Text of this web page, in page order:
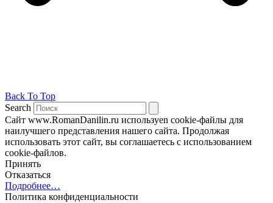
Back To Top
Search
Сайт www.RomanDanilin.ru используеn cookie-файлы для
наилучшего представления нашего сайта. Продолжая
использовать этот сайт, вы соглашаетесь с использованием
cookie-файлов.
Принять
Отказаться
Подробнее…
Политика конфиденциальности